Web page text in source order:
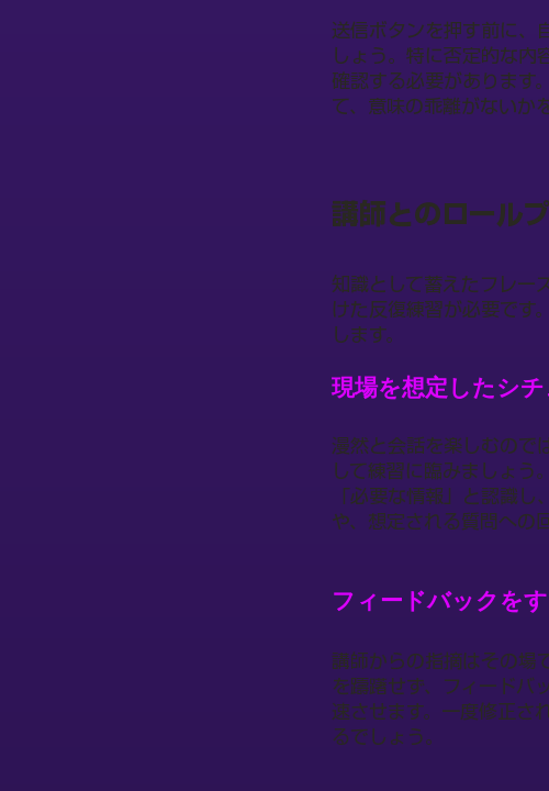
送信ボタンを押す前に、
しょう。特に否定的な
確認する必要があります
て、意味の乖離がないか
講師とのロール
知識として蓄えたフレー
けた反復練習が必要です
します。
現場を想定したシ
漫然と会話を楽しむので
して練習に臨みましょ
「必要な情報」と認識
や、想定される質問への
フィードバックを
講師からの指摘はその場
を躊躇せず、フィードバ
速させます。一度修正さ
るでしょう。